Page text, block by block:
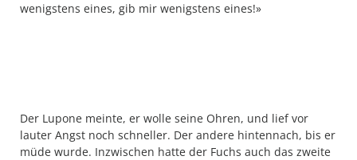
wenigstens eines, gib mir wenigstens eines!»
Der Lupone meinte, er wolle seine Ohren, und lief vor
lauter Angst noch schneller. Der andere hintennach, bis er
müde wurde. Inzwischen hatte der Fuchs auch das zweite